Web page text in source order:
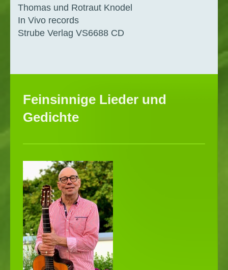
Thomas und Rotraut Knodel
In Vivo records
Strube Verlag VS6688 CD
Feinsinnige Lieder und
Gedichte